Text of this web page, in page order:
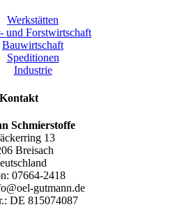
Werkstätten
und Forstwirtschaft
Bauwirtschaft
Speditionen
Industrie
Kontakt
Schmierstoffe
13
Breisach
07664-2418
gutmann.de
DE 815074087